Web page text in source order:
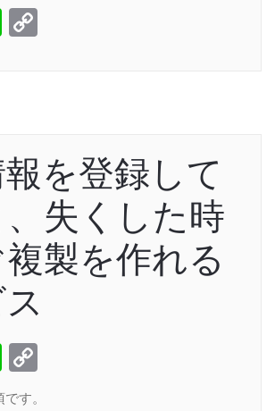
Line
を登録して
失くした時
製を作れる
Line
す。